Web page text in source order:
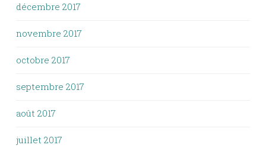
décembre 2017
novembre 2017
octobre 2017
septembre 2017
août 2017
juillet 2017